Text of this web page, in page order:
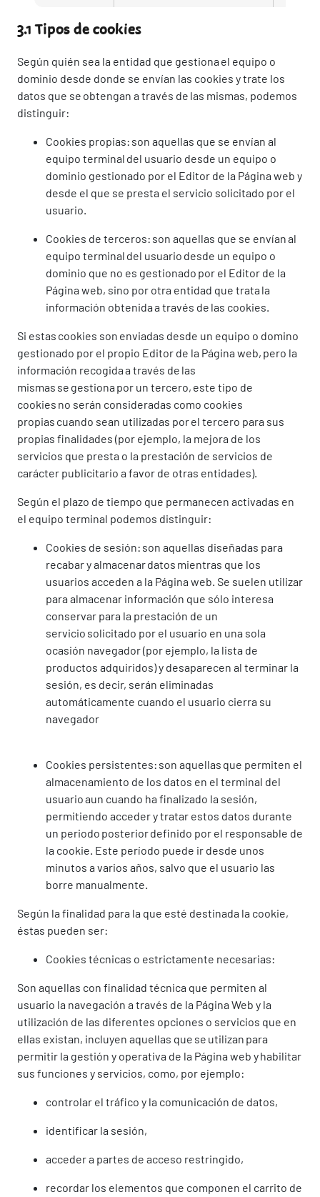
3.1 Tipos de cookies
Según quién sea la entidad que gestiona el equipo o
dominio desde donde se envían las cookies y trate los
datos que se obtengan a través de las mismas, podemos
distinguir:
Cookies propias: son aquellas que se envían al
equipo terminal del usuario desde un equipo o
dominio gestionado por el Editor de la Página web y
desde el que se presta el servicio solicitado por el
usuario.
Cookies de terceros: son aquellas que se envían al
equipo terminal del usuario desde un equipo o
dominio que no es gestionado por el Editor de la
Página web, sino por otra entidad que trata la
información obtenida a través de las cookies.
Si estas cookies son enviadas desde un equipo o domino
gestionado por el propio Editor de la Página web, pero la
información recogida a través de las
mismas se gestiona por un tercero, este tipo de
cookies no serán consideradas como cookies
propias cuando sean utilizadas por el tercero para sus
propias finalidades (por ejemplo, la mejora de los
servicios que presta o la prestación de servicios de
carácter publicitario a favor de otras entidades).
Según el plazo de tiempo que permanecen activadas en
el equipo terminal podemos distinguir:
Cookies de sesión: son aquellas diseñadas para
recabar y almacenar datos mientras que los
usuarios acceden a la Página web. Se suelen utilizar
para almacenar información que sólo interesa
conservar para la prestación de un
servicio solicitado por el usuario en una sola
ocasión navegador (por ejemplo, la lista de
productos adquiridos) y desaparecen al terminar la
sesión, es decir, serán eliminadas
automáticamente cuando el usuario cierra su
navegador
Cookies persistentes: son aquellas que permiten el
almacenamiento de los datos en el terminal del
usuario aun cuando ha finalizado la sesión,
permitiendo acceder y tratar estos datos durante
un periodo posterior definido por el responsable de
la cookie. Este período puede ir desde unos
minutos a varios años, salvo que el usuario las
borre manualmente.
Según la finalidad para la que esté destinada la cookie,
éstas pueden ser:
Cookies técnicas o estrictamente necesarias:
Son aquellas con finalidad técnica que permiten al
usuario la navegación a través de la Página Web y la
utilización de las diferentes opciones o servicios que en
ellas existan, incluyen aquellas que se utilizan para
permitir la gestión y operativa de la Página web y habilitar
sus funciones y servicios, como, por ejemplo:
controlar el tráfico y la comunicación de datos,
identificar la sesión,
acceder a partes de acceso restringido,
recordar los elementos que componen el carrito de